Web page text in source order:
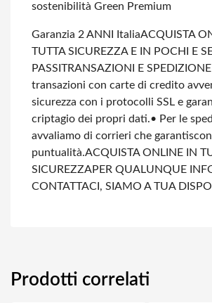
sostenibilità Green Premium
Garanzia 2 ANNI ItaliaACQUISTA
TUTTA SICUREZZA E IN POCHI E
PASSI TRANSAZIONI E SPEDIZIONE
transazioni con carte di credito
sicurezza con i protocolli SSL e
criptagio dei propri dati.• Per le
avvaliamo di corrieri che
puntualità.ACQUISTA ONLINE IN
SICUREZZAPER QUALUNQUE
CONTATTACI, SIAMO A TUA
Prodotti correlati